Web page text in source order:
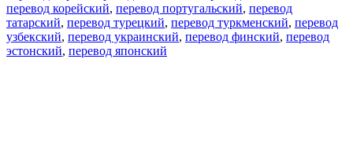
перевод корейский, перевод португальский, перевод
татарский, перевод турецкий, перевод туркменский, перевод
узбекский, перевод украинский, перевод финский, перевод
эстонский, перевод японский